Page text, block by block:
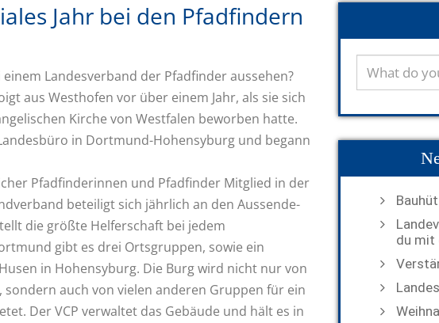
Jahr bei den Pfadfindern
Landesverband der Pfadfinder aussehen?
aus Westhofen vor über einem Jahr, als sie sich
Kirche von Westfalen beworben hatte.
in Dortmund-Hohensyburg und begann
Pfadfinderinnen und Pfadfinder Mitglied in der
beteiligt sich jährlich an den Aussende-
die größte Helferschaft bei jedem
gibt es drei Ortsgruppen, sowie ein
in Hohensyburg. Die Burg wird nicht nur von
auch von vielen anderen Gruppen für ein
Der VCP verwaltet das Gebäude und hält es in
du mit